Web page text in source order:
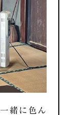
一緒に色ん